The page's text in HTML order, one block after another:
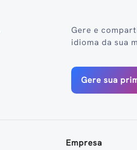
Gere e
idioma da sua
Gere sua
Empresa